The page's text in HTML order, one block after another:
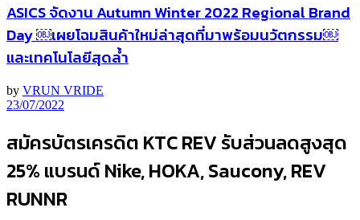
ASICS จัดงาน Autumn Winter 2022 Regional Brand
Day ￼เผยโฉมสินค้าใหม่ล่าสุดที่มาพร้อมนวัตกรรม￼
และเทคโนโลยีสุดล้ำ
by VRUN VRIDE
23/07/2022
สมัครบัตรเครดิต KTC REV รับส่วนลดสูงสุด
25% แบรนด์ Nike, HOKA, Saucony, REV
RUNNR